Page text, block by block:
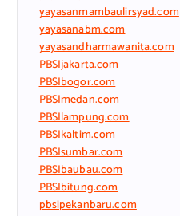
yayasanmambaulirsyad.com
yayasanabm.com
yayasandharmawanita.com
PBSIjakarta.com
PBSIbogor.com
PBSImedan.com
PBSIlampung.com
PBSIkaltim.com
PBSIsumbar.com
PBSIbaubau.com
PBSIbitung.com
pbsipekanbaru.com